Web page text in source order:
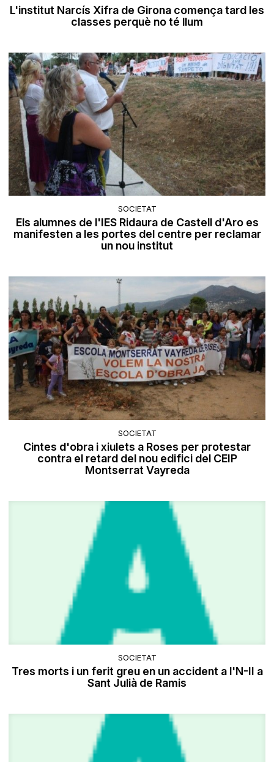
L'institut Narcís Xifra de Girona comença tard les
classes perquè no té llum
SOCIETAT
Els alumnes de l'IES Ridaura de Castell d'Aro es
manifesten a les portes del centre per reclamar
un nou institut
SOCIETAT
Cintes d'obra i xiulets a Roses per protestar
contra el retard del nou edifici del CEIP
Montserrat Vayreda
SOCIETAT
Tres morts i un ferit greu en un accident a l'N-II a
Sant Julià de Ramis